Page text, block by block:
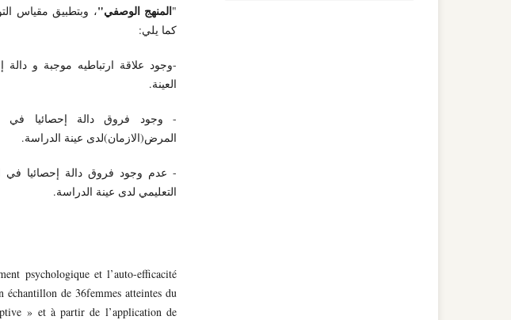
"المنهج الوصفي"، وبتطبيق مقياس
كما يلي:
-وجود علاقة ارتباطيه موجبة و دالة
العينة.
- وجود فروق دالة إحصائيا في
المرض(الازمان)لدى عينة الدراسة.
- عدم وجود فروق دالة إحصائيا في
التعليمي لدى عينة الدراسة.
psychologique et l’auto-efficacité
échantillon de 36femmes atteintes du
» et à partir de l’application de